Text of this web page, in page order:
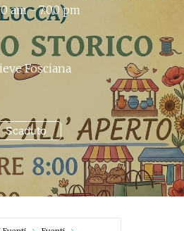
Scaduto
am - 7:00 pm
Fosciana